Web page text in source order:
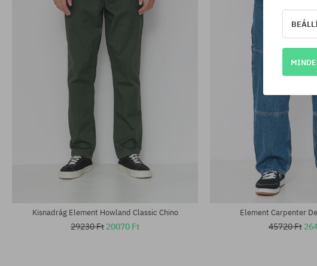
Elérhető méretek:
Kisnadrág Element Howland Classic Chino
29230 Ft 20070 Ft
Element Carpenter
45720 Ft